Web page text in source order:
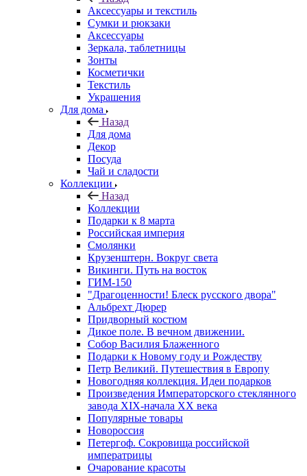
Аксессуары и текстиль
Сумки и рюкзаки
Аксессуары
Зеркала, таблетницы
Зонты
Косметички
Текстиль
Украшения
Для дома
Назад
Для дома
Декор
Посуда
Чай и сладости
Коллекции
Назад
Коллекции
Подарки к 8 марта
Российская империя
Смолянки
Крузенштерн. Вокруг света
Викинги. Путь на восток
ГИМ-150
"Драгоценности! Блеск русского двора"
Альбрехт Дюрер
Придворный костюм
Дикое поле. В вечном движении.
Собор Василия Блаженного
Подарки к Новому году и Рождеству
Петр Великий. Путешествия в Европу
Новогодняя коллекция. Идеи подарков
Произведения Императорского стеклянного
завода XIX-начала XX века
Популярные товары
Новороссия
Петергоф. Сокровища российской
императрицы
Очарование красоты